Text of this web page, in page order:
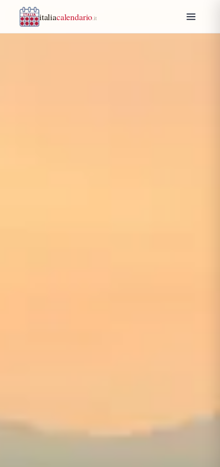
italiacalendario .it